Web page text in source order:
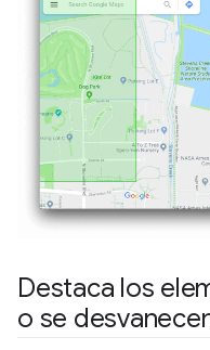
Destaca los
o se